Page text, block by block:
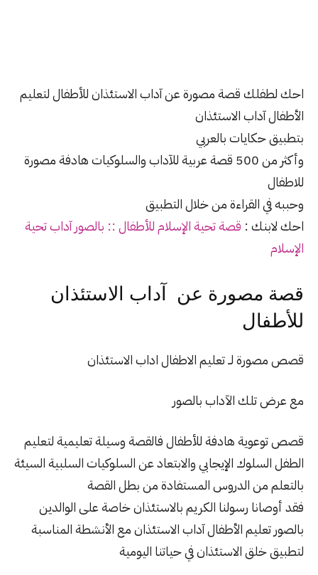
احك لطفلك قصة مصورة عن آداب الاستئذان للأطفال لتعليم
الأطفال آداب الاستئذان
بتطبيق حكايات بالعربي
وأكثر من 500 قصة عربية للآداب والسلوكيات هادفة مصورة
للاطفال
وحببه في القراءة من خلال التطبيق
احك لابنك : قصة تحية الإسلام للأطفال :: بالصور آداب تحية
الإسلام
قصة مصورة عن آداب الاستئذان
للأطفال
قصص مصورة لــ تعليم الاطفال اداب الاستئذان
مع عرض تلك الآداب بالصور
قصص توعوية هادفة للأطفال فالقصة وسيلة تعليمية لتعليم
الطفل السلوك الإيجابي والابتعاد عن السلوكيات السلبية السيئة
بالتعلم من الدروس المستفادة من بطل القصة
فقد أوصانا رسولنا الكريم بالاستئذان خاصة على الوالدين
بالصور تعليم الأطفال آداب الاستئذان مع الأنشطة المناسبة
لتطبيق خلق الاستئذان في حياتنا اليومية